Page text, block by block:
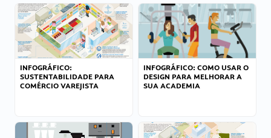
INFOGRÁFICO:
SUSTENTABILIDADE PARA
COMÉRCIO VAREJISTA
INFOGRÁFICO: COMO USAR O
DESIGN PARA MELHORAR A
SUA ACADEMIA